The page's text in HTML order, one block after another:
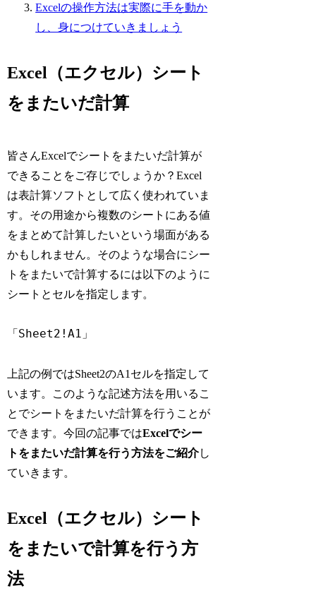
Excelの操作方法は実際に手を動か
し、身につけていきましょう
Excel（エクセル）シート
をまたいだ計算
皆さんExcelでシートをまたいだ計算が
できることをご存じでしょうか？Excel
は表計算ソフトとして広く使われていま
す。その用途から複数のシートにある値
をまとめて計算したいという場面がある
かもしれません。そのような場合にシー
トをまたいで計算するには以下のように
シートとセルを指定します。
「Sheet2!A1」
上記の例ではSheet2のA1セルを指定して
います。このような記述方法を用いるこ
とでシートをまたいだ計算を行うことが
できます。今回の記事ではExcelでシー
トをまたいだ計算を行う方法をご紹介し
ていきます。
Excel（エクセル）シート
をまたいで計算を行う方
法